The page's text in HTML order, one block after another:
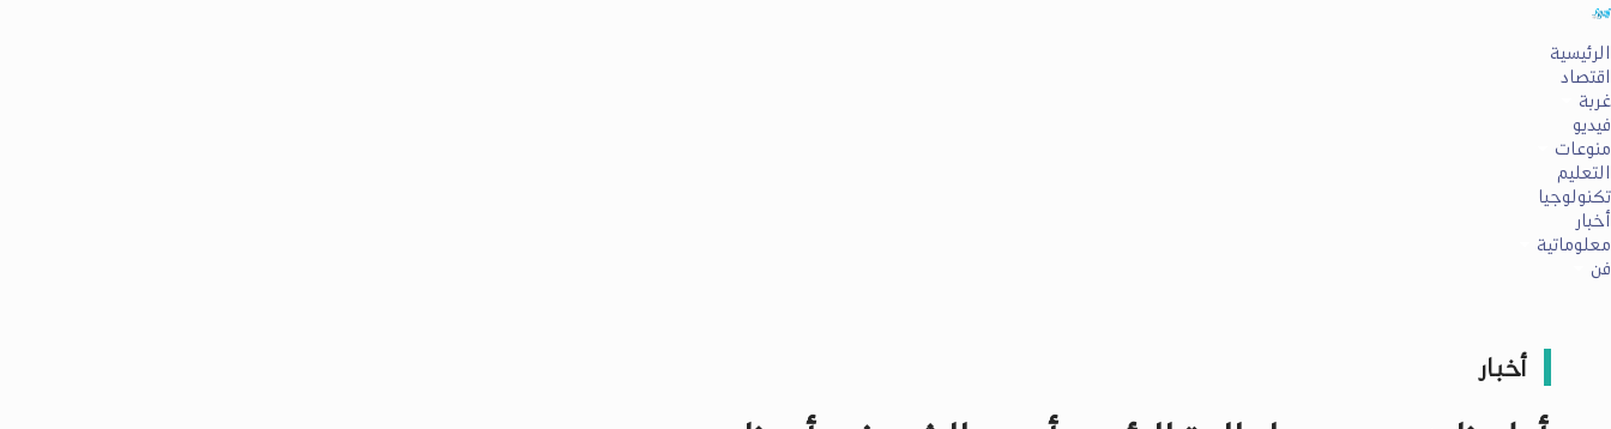
الرئيسية
اقتصاد
غربة
فيديو
منوعات
التعليم
تكنولوجيا
أخبار
معلوماتية
فن
أخبار